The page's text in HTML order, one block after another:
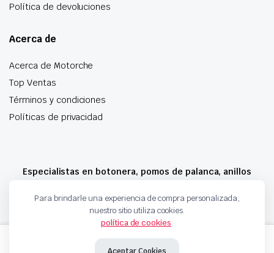
Añadir al carrito
Política de devoluciones
Acerca de
Acerca de Motorche
Top Ventas
Términos y condiciones
Políticas de privacidad
Especialistas en botonera, pomos de palanca, anillos
Copyright 2024 © Motorche Autoparts. Todos los derechos reservados
Para brindarle una experiencia de compra personalizada,
nuestro sitio utiliza cookies.
política de cookies.